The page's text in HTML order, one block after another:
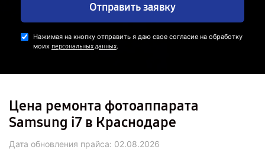
Отправить заявку
Нажимая на кнопку отправить я даю свое согласие на обработку
моих персональных данных.
Цена ремонта фотоаппарата
Samsung i7 в Краснодаре
Дата обновления прайса: 02.08.2026